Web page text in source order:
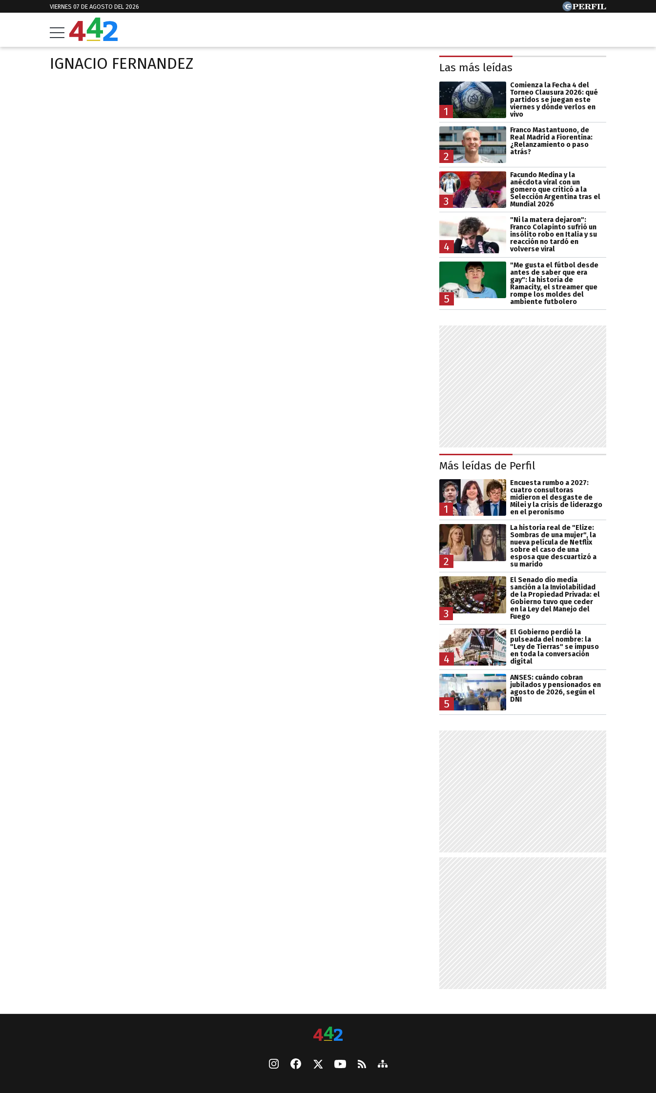
VIERNES 07 DE AGOSTO DEL 2026
IGNACIO FERNANDEZ Las más leídas
1
Comienza la Fecha 4 del
Torneo Clausura 2026: qué
partidos se juegan este
viernes y dónde verlos en
vivo
2
Franco Mastantuono, de
Real Madrid a Fiorentina:
¿Relanzamiento o paso
atrás?
3
Facundo Medina y la
anécdota viral con un
gomero que criticó a la
Selección Argentina tras el
Mundial 2026
4
"Ni la matera dejaron":
Franco Colapinto sufrió un
insólito robo en Italia y su
reacción no tardó en
volverse viral
5
"Me gusta el fútbol desde
antes de saber que era
gay": la historia de
Ramacity, el streamer que
rompe los moldes del
ambiente futbolero
Más leídas de Perfil
1
Encuesta rumbo a 2027:
cuatro consultoras
midieron el desgaste de
Milei y la crisis de liderazgo
en el peronismo
2
La historia real de "Elize:
Sombras de una mujer", la
nueva película de Netflix
sobre el caso de una
esposa que descuartizó a
su marido
3
El Senado dio media
sanción a la Inviolabilidad
de la Propiedad Privada: el
Gobierno tuvo que ceder
en la Ley del Manejo del
Fuego
4
El Gobierno perdió la
pulseada del nombre: la
"Ley de Tierras" se impuso
en toda la conversación
digital
5
ANSES: cuándo cobran
jubilados y pensionados en
agosto de 2026, según el
DNI